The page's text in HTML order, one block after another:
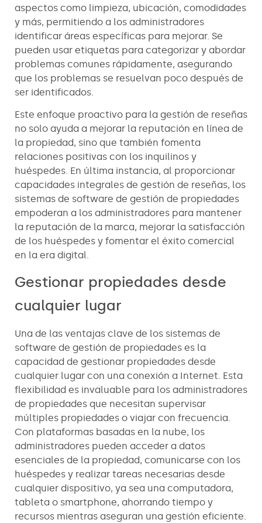
aspectos como limpieza, ubicación, comodidades
y más, permitiendo a los administradores
identificar áreas específicas para mejorar. Se
pueden usar etiquetas para categorizar y abordar
problemas comunes rápidamente, asegurando
que los problemas se resuelvan poco después de
ser identificados.
Este enfoque proactivo para la gestión de reseñas
no solo ayuda a mejorar la reputación en línea de
la propiedad, sino que también fomenta
relaciones positivas con los inquilinos y
huéspedes. En última instancia, al proporcionar
capacidades integrales de gestión de reseñas, los
sistemas de software de gestión de propiedades
empoderan a los administradores para mantener
la reputación de la marca, mejorar la satisfacción
de los huéspedes y fomentar el éxito comercial
en la era digital.
Gestionar propiedades desde
cualquier lugar
Una de las ventajas clave de los sistemas de
software de gestión de propiedades es la
capacidad de gestionar propiedades desde
cualquier lugar con una conexión a Internet. Esta
flexibilidad es invaluable para los administradores
de propiedades que necesitan supervisar
múltiples propiedades o viajar con frecuencia.
Con plataformas basadas en la nube, los
administradores pueden acceder a datos
esenciales de la propiedad, comunicarse con los
huéspedes y realizar tareas necesarias desde
cualquier dispositivo, ya sea una computadora,
tableta o smartphone, ahorrando tiempo y
recursos mientras aseguran una gestión eficiente.